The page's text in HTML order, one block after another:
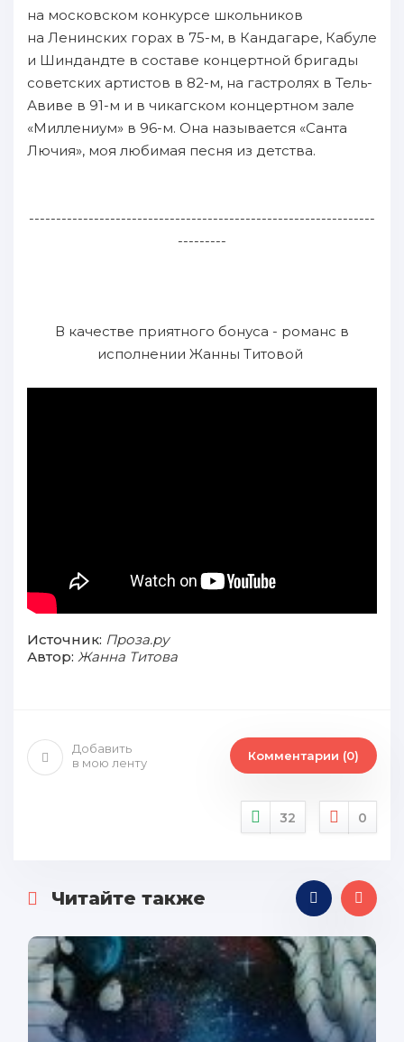
на московском конкурсе школьников
на Ленинских горах в 75-м, в Кандагаре, Кабуле
и Шиндандте в составе концертной бригады
советских артистов в 82-м, на гастролях в Тель-
Авиве в 91-м и в чикагском концертном зале
«Миллениум» в 96-м. Она называется «Санта
Лючия», моя любимая песня из детства.
----------------------------------------------------------------
---------
В качестве приятного бонуса - романс в
исполнении Жанны Титовой
Источник: Проза.ру
Автор: Жанна Титова
Добавить
в мою ленту
Комментарии (0)
32 0
Читайте также